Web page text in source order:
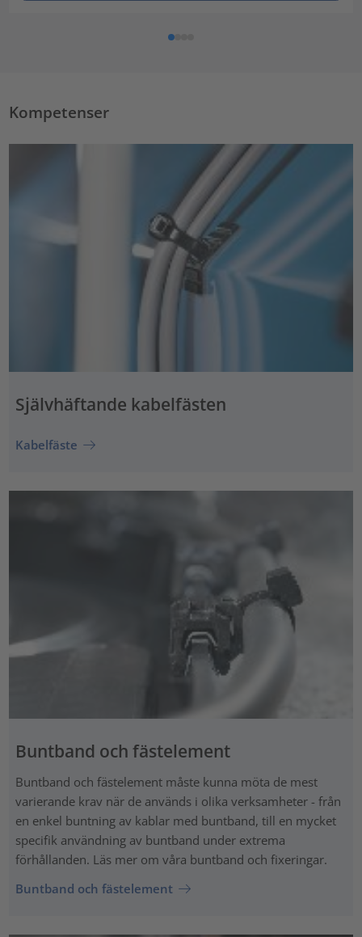
Kompetenser
Självhäftande kabelfästen
Kabelfäste
Buntband och fästelement
Buntband och fästelement måste kunna möta de mest
varierande krav när de används i olika verksamheter - från
en enkel buntning av kablar med buntband, till en mycket
specifik användning av buntband under extrema
förhållanden. Läs mer om våra buntband och fixeringar.
Buntband och fästelement